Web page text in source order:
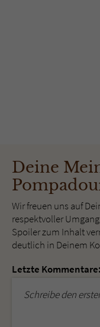
Deine
Wir freuen uns auf
respektvoller
Spoiler zum Inhalt
deutlich in Deinem
Letzte Kommentare:
Schreibe den